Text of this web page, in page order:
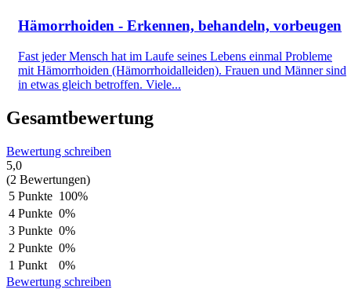
Hämorrhoiden - Erkennen, behandeln, vorbeugen
Fast jeder Mensch hat im Laufe seines Lebens einmal Probleme
mit Hämorrhoiden (Hämorrhoidalleiden). Frauen und Männer sind
in etwas gleich betroffen. Viele...
Gesamtbewertung
Bewertung schreiben
5,0
(2 Bewertungen)
5 Punkte 100%
4 Punkte 0%
3 Punkte 0%
2 Punkte 0%
1 Punkt
0%
Bewertung schreiben